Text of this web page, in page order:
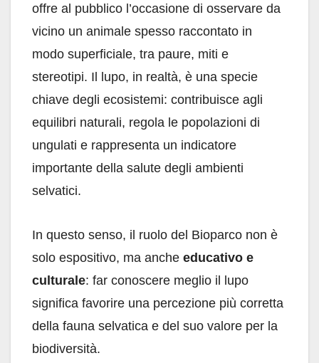
offre al pubblico l’occasione di osservare da
vicino un animale spesso raccontato in
modo superficiale, tra paure, miti e
stereotipi. Il lupo, in realtà, è una specie
chiave degli ecosistemi: contribuisce agli
equilibri naturali, regola le popolazioni di
ungulati e rappresenta un indicatore
importante della salute degli ambienti
selvatici.
In questo senso, il ruolo del Bioparco non è
solo espositivo, ma anche educativo e
culturale: far conoscere meglio il lupo
significa favorire una percezione più corretta
della fauna selvatica e del suo valore per la
biodiversità.